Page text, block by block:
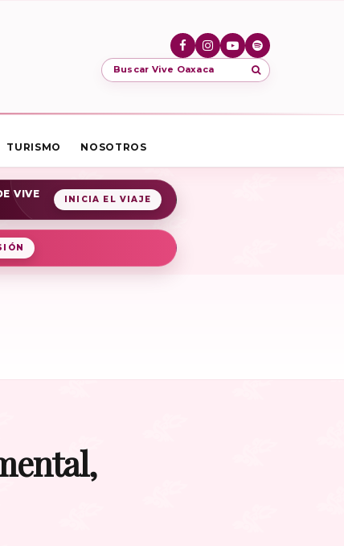
Buscar Vive Oaxaca
TURISMO NOSOTROS
VIVE
INICIA EL VIAJE